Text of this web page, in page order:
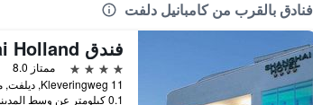
فنادق بالقرب من كامبانيل دلفت
فندق Shanghai Holland
4 نجوم
ممتاز 8.0
0.1 كيلومتر عن وسط المدينة